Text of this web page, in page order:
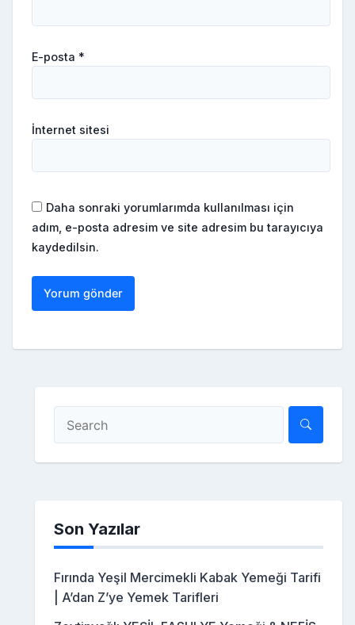
E-posta *
İnternet sitesi
Daha sonraki yorumlarımda kullanılması için
adım, e-posta adresim ve site adresim bu tarayıcıya
kaydedilsin.
Son Yazılar
Fırında Yeşil Mercimekli Kabak Yemeği Tarifi
| A’dan Z’ye Yemek Tarifleri